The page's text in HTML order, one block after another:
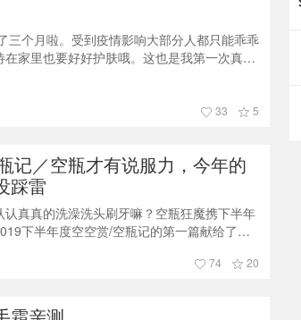
白
三个月啦。受到疫情影响大部分人都只能乖乖
家里也要好好护肤哦。这也是我第一次真正
例肤质介绍：混油痘肌护肤诉求：维稳、祛
大部分都发过详细的晒货，这次就简洁的总
33 5
记／空瓶才有说服力，今年的
踩雷
真真的洗澡洗头刷牙嘛？空瓶狂魔携下半年
下半年度空空赏/空瓶记的第一篇献给了身
都比较庞大，但比较好写，所以我周末的时
we go~今年的沐浴产品一样比较惊人
74 20